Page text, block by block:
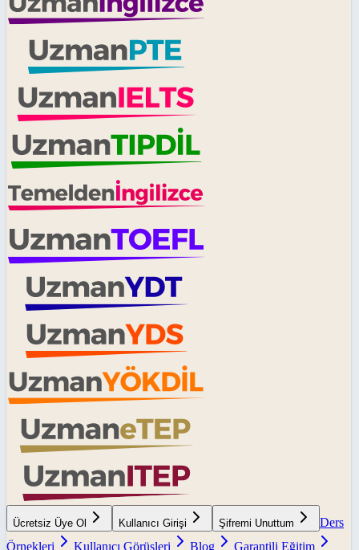
Ücretsiz Üye Ol Kullanıcı Girişi Şifremi Unuttum
Ders
Örnekleri
Kullanıcı Görüşleri Blog
Garantili Eğitim